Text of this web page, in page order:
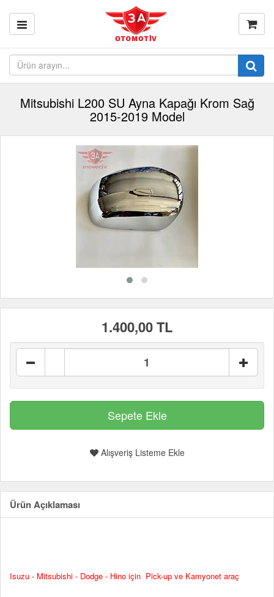
Mitsubishi L200 SU Ayna Kapağı Krom Sağ
2015-2019 Model
1.400,00 TL
Alışveriş Listeme Ekle
Ürün Açıklaması
Isuzu - Mitsubishi - Dodge - Hino için Pick-up ve Kamyonet araç